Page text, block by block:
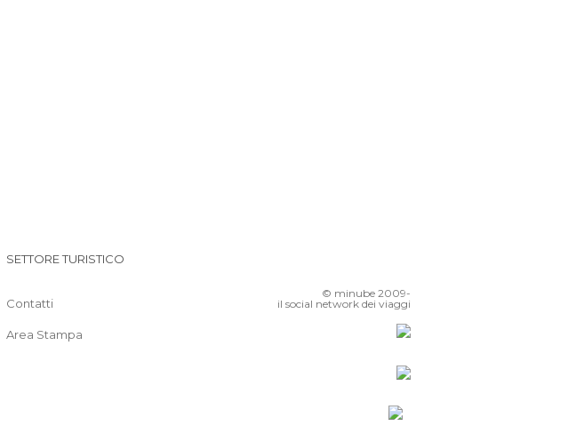
SETTORE TURISTICO
Contatti
Area Stampa
© minube 2009-
il social network dei viaggi